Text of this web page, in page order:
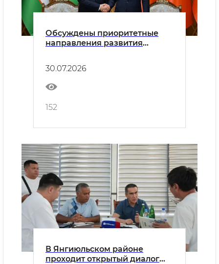
Обсуждены приоритетные
направления развития
30.07.2026
152
В Янгиюльском районе
проходит открытый диалог